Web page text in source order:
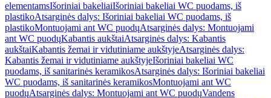
elementamsIšoriniai bakeliaiIšoriniai bakeliai WC puodams, iš
plastikoAtsarginės dalys: Išoriniai bakeliai WC puodams, iš
plastikoMontuojami ant WC puodųAtsarginės dalys: Montuojami
ant WC puodųKabantis aukštaiAtsarginės dalys: Kabantis
aukštaiKabantis žemai ir vidutiniame aukštyjeAtsarginės dalys:
Kabantis žemai ir vidutiniame aukštyjeIšoriniai bakeliai WC
puodams, iš sanitarinės keramikosAtsarginės dalys: Išoriniai bakeliai
WC puodams, iš sanitarinės keramikosMontuojami ant WC
puodųAtsarginės dalys: Montuojami ant WC puodųVandens